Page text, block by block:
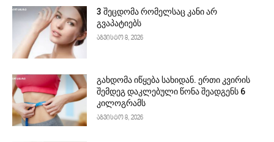
3 შეცდომა რომელსაც კანი არ
გვაპატიებს
აგვისტო 8, 2026
გახდომა იწყება სახიდან. ერთი კვირის
შემდეგ დაკლებული წონა შეადგენს 6
კილოგრამს
აგვისტო 8, 2026